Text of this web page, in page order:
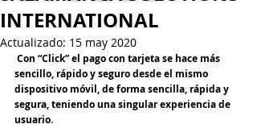
INTERNATIONAL
Actualizado: 15 may 2020
sencillo, rápido y seguro desde el mismo
dispositivo móvil, de forma sencilla, rápida y
segura, teniendo una singular experiencia de
usuario.